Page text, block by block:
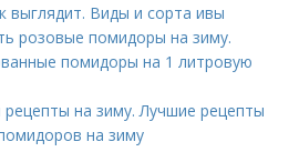
выглядит. Виды и сорта ивы
розовые помидоры на зиму.
помидоры на 1 литровую
на зиму. Лучшие рецепты
на зиму